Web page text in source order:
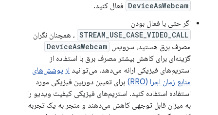
DeviceAsWebcam فعال کنید.
اگر حتی با فعال بودن
STREAM_USE_CASE_VIDEO_CALL ، همچنان نگران
مصرف برق هستید، سرویس DeviceAsWebcam
گزینه‌ای برای کاهش بیشتر مصرف برق با استفاده از
استریم‌های فیزیکی ارائه می‌دهد. می‌توانید از پوشش‌های
منابع زمان اجرا (RRO)
برای تعیین دوربین فیزیکی مورد
استفاده استفاده کنید. استریم‌های فیزیکی کیفیت ویدیو را
به میزان قابل توجهی کاهش می‌دهند و منجر به یک تجربه